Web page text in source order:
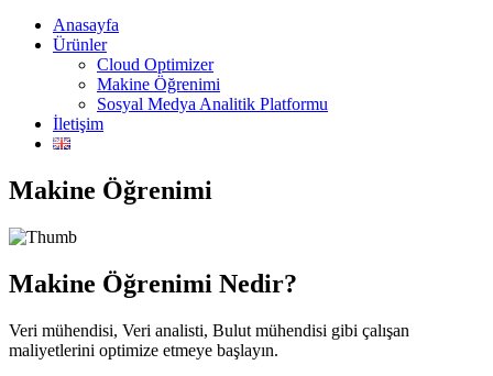
Anasayfa
Ürünler
Cloud Optimizer
Makine Öğrenimi
Sosyal Medya Analitik Platformu
İletişim
Makine Öğrenimi
Makine Öğrenimi Nedir?
Veri mühendisi, Veri analisti, Bulut mühendisi gibi çalışan
maliyetlerini optimize etmeye başlayın.